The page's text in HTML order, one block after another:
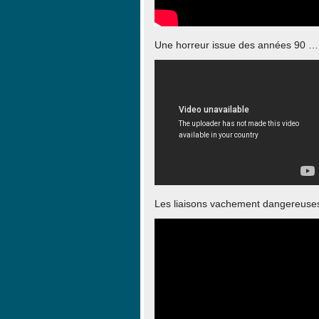
Une horreur issue des années 90 …
Les liaisons vachement